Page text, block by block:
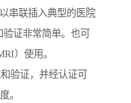
串联插入典型的医院
证非常简单。也可
）使用。
验证，并经认证可
。